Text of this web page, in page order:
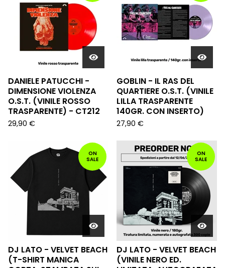
DANIELE PATUCCHI -
DIMENSIONE VIOLENZA
O.S.T. (VINILE ROSSO
TRASPARENTE) - CT212
29,90 €
GOBLIN - IL RAS DEL
QUARTIERE O.S.T. (VINILE
LILLA TRASPARENTE
140GR. CON INSERTO)
27,90 €
ON
SALE
DJ LATO - VELVET BEACH
(T-SHIRT MANICA
ON
SALE
DJ LATO - VELVET BEACH
(VINILE NERO ED.